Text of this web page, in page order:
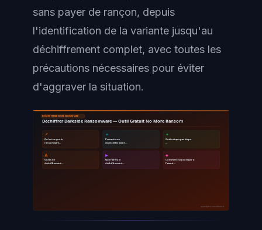
sans payer de rançon, depuis
l'identification de la variante jusqu'au
déchiffrement complet, avec toutes les
précautions nécessaires pour éviter
d'aggraver la situation.
DÉCHIFFREMENT RANSOMWARE
Déchiffrer Darkside Ransomware — Outil Gratuit No More Ransom
📌
Qu'est-ce que le
ransomware…
🔹
Précautions
essentielles avant…
🔸
Guide étape par étape
🔺
Outils de
déchiffrement…
▶
Que faire si le
déchiffrement…
◆
Comment se protéger à
l'avenir…
ayinedjimi-consultants.fr